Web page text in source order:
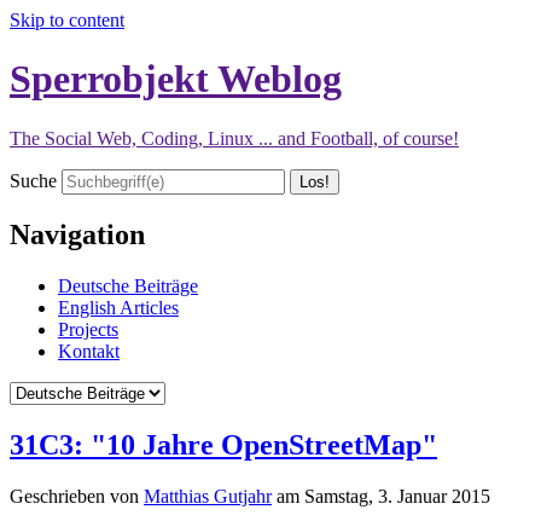
Skip to content
Sperrobjekt Weblog
The Social Web, Coding, Linux ... and Football, of course!
Suche
Navigation
Deutsche Beiträge
English Articles
Projects
Kontakt
31C3: "10 Jahre OpenStreetMap"
Geschrieben von Matthias Gutjahram Samstag, 3. Januar 2015